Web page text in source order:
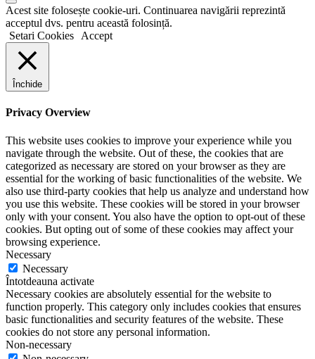
Scroll
to
Top
Acest site folosește cookie-uri. Continuarea navigării reprezintă
acceptul dvs. pentru această folosință.
Setari Cookies
Accept
Închide
Privacy Overview
This website uses cookies to improve your experience while you
navigate through the website. Out of these, the cookies that are
categorized as necessary are stored on your browser as they are
essential for the working of basic functionalities of the website. We
also use third-party cookies that help us analyze and understand how
you use this website. These cookies will be stored in your browser
only with your consent. You also have the option to opt-out of these
cookies. But opting out of some of these cookies may affect your
browsing experience.
Necessary
Necessary
Întotdeauna activate
Necessary cookies are absolutely essential for the website to
function properly. This category only includes cookies that ensures
basic functionalities and security features of the website. These
cookies do not store any personal information.
Non-necessary